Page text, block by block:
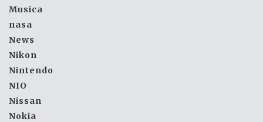
Musica
nasa
News
Nikon
Nintendo
NIO
Nissan
Nokia